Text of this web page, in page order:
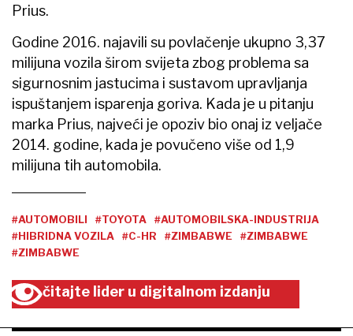
Prius.
Godine 2016. najavili su povlačenje ukupno 3,37
milijuna vozila širom svijeta zbog problema sa
sigurnosnim jastucima i sustavom upravljanja
ispuštanjem isparenja goriva. Kada je u pitanju
marka Prius, najveći je opoziv bio onaj iz veljače
2014. godine, kada je povučeno više od 1,9
milijuna tih automobila.
#AUTOMOBILI #TOYOTA
#AUTOMOBILSKA-INDUSTRIJA
#HIBRIDNA VOZILA
#C-HR #ZIMBABWE
#ZIMBABWE
#ZIMBABWE
čitajte lider u digitalnom izdanju